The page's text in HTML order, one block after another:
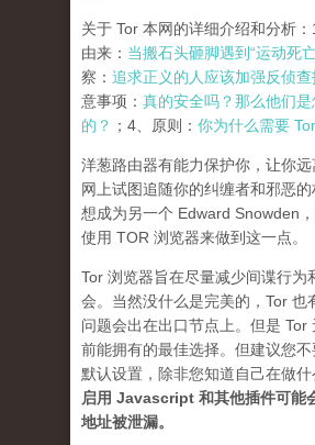
关于 Tor 本网的详细介绍和分析
由来： 当搬石头砸脚遇到“运动死
察： 追求正义的人应该加强反侦查
意事项： 真的安全吗？那么他们是
的？ ；4、原则： 你为什么需要 Tor
洋葱路由器有能力保护你，让你
网上试图追随你的纠缠者和邪恶
想成为另一个 Edward Snowden
使用 TOR 浏览器来做到这一点。
Tor 浏览器旨在尽量减少间谍行为
会。当然没什么是完美的，Tor 也
问题会出在出口节点上。但是 Tor
前能拥有的最佳选择。但建议您
默认设置，除非您知道自己在做
启用 Javascript 和其他插件可能
地址被泄漏。